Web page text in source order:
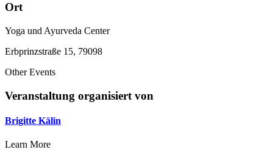
Ort
Yoga und Ayurveda Center
Erbprinzstraße 15, 79098
Other Events
Veranstaltung organisiert von
Brigitte Kälin
Learn More